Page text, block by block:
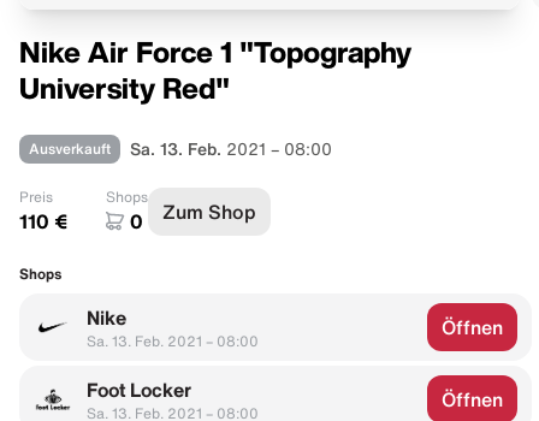
Nike Air Force 1 "Topography
University Red"
Ausverkauft Sa. 13. Feb. 2021 – 08:00
Preis
110 €
Shops
0 Zum Shop
Shops
Nike
Sa. 13. Feb. 2021 – 08:00
Öffnen
Foot Locker
Sa. 13. Feb. 2021 – 08:00
Öffnen